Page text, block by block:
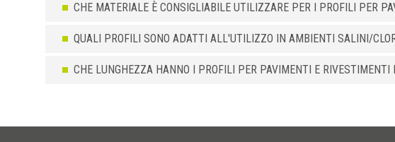
CHE MATERIALE È CONSIGLIABILE UTILIZZARE PER I PROFILI PER
QUALI PROFILI SONO ADATTI ALL'UTILIZZO IN AMBIENTI SALINI/
CHE LUNGHEZZA HANNO I PROFILI PER PAVIMENTI E RIVESTIMENTI